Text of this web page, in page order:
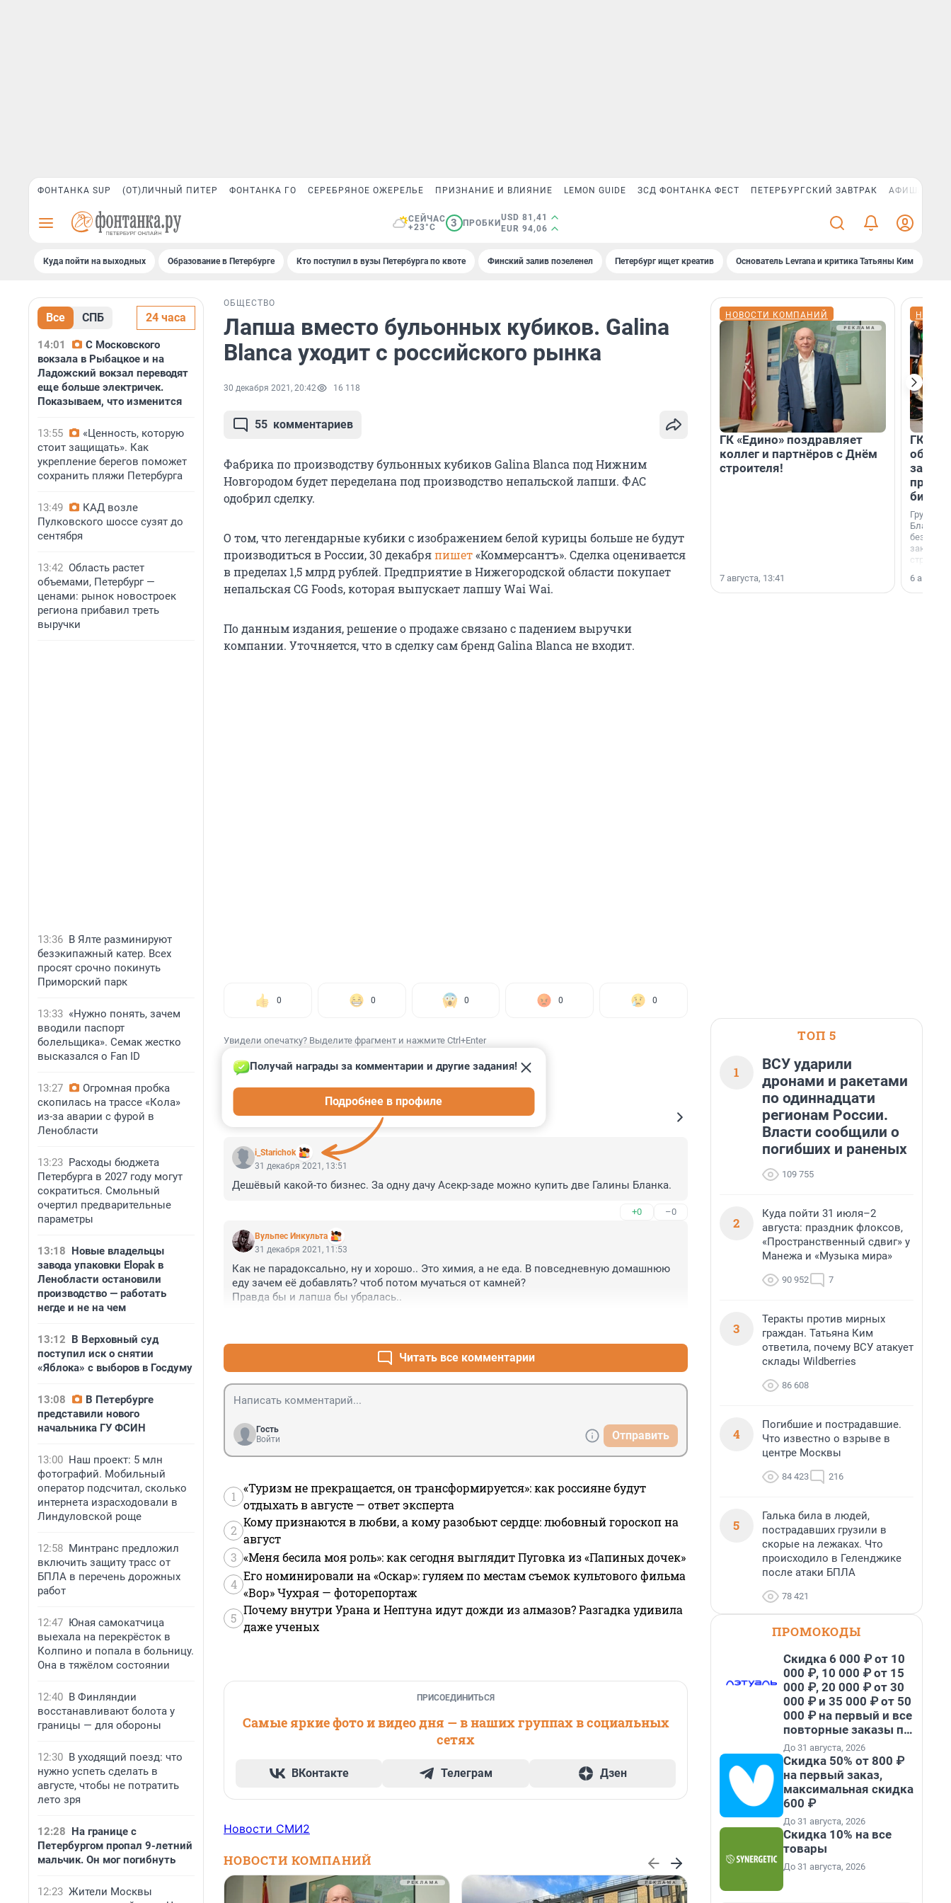
ФОНТАНКА SUP (ОТ)ЛИЧНЫЙ ПИТЕР ФОНТАНКА ГО СЕРЕБРЯНОЕ ОЖЕРЕЛЬЕ ПРИЗНАНИЕ И ВЛИЯНИЕ LEMON GUIDE ЗСД ФОНТАНКА ФЕСТ ПЕТЕРБУРГСКИЙ ЗАВТРАК АФИША PLUS
СЕЙЧАС
+23°C
3 ПРОБКИ
USD 81,41
EUR 94,06
Куда пойти на выходных Образование в Петербурге Кто поступил в вузы Петербурга по квоте Финский залив позеленел Петербург ищет креатив Основатель Levrana и критика Татьяны Ким
Все СПБ 24 часа
14:01
С Московского
вокзала в Рыбацкое и на
Ладожский вокзал переводят
еще больше электричек.
Показываем, что изменится
13:55
«Ценность, которую
стоит защищать». Как
укрепление берегов поможет
сохранить пляжи Петербурга
13:49
КАД возле
Пулковского шоссе сузят до
сентября
13:42 Область растет
объемами, Петербург —
ценами: рынок новостроек
региона прибавил треть
выручки
13:36 В Ялте разминируют
безэкипажный катер. Всех
просят срочно покинуть
Приморский парк
13:33 «Нужно понять, зачем
вводили паспорт
болельщика». Семак жестко
высказался о Fan ID
13:27
Огромная пробка
скопилась на трассе «Кола»
из-за аварии с фурой в
Ленобласти
13:23 Расходы бюджета
Петербурга в 2027 году могут
сократиться. Смольный
очертил предварительные
параметры
13:18 Новые владельцы
завода упаковки Elopak в
Ленобласти остановили
производство — работать
негде и не на чем
13:12 В Верховный суд
поступил иск о снятии
«Яблока» с выборов в Госдуму
13:08
В Петербурге
представили нового
начальника ГУ ФСИН
13:00 Наш проект: 5 млн
фотографий. Мобильный
оператор подсчитал, сколько
интернета израсходовали в
Линдуловской роще
12:58 Минтранс предложил
включить защиту трасс от
БПЛА в перечень дорожных
работ
12:47 Юная самокатчица
выехала на перекрёсток в
Колпино и попала в больницу.
Она в тяжёлом состоянии
12:40 В Финляндии
восстанавливают болота у
границы — для обороны
12:30 В уходящий поезд: что
нужно успеть сделать в
августе, чтобы не потратить
лето зря
12:28 На границе с
Петербургом пропал 9-летний
мальчик. Он мог погибнуть
12:23 Жители Москвы
ОБЩЕСТВО
Лапша вместо бульонных кубиков. Galina
Blanca уходит с российского рынка
30 декабря 2021, 20:42 16 118
55 комментариев
Фабрика по производству бульонных кубиков Galina Blanca под Нижним
Новгородом будет переделана под производство непальской лапши. ФАС
одобрил сделку.
О том, что легендарные кубики с изображением белой курицы больше не будут
производиться в России, 30 декабряпишет«Коммерсантъ». Сделка оценивается
в пределах 1,5 млрд рублей. Предприятие в Нижегородской области покупает
непальская CG Foods, которая выпускает лапшу Wai Wai.
По данным издания, решение о продаже связано с падением выручки
компании. Уточняется, что в сделку сам бренд Galina Blanca не входит.
0 0 0 0 0
Увидели опечатку? Выделите фрагмент и нажмите Ctrl+Enter
КОММЕНТАРИИ 55
i_Starichok
Получай награды за комментарии и другие задания!
Подробнее в профиле
31 декабря 2021, 13:51
Дешёвый какой-то бизнес. За одну дачу Асекр-заде можно купить две Галины Бланка.
+0 –0
Вульпес Инкульта
31 декабря 2021, 11:53
Как не парадоксально, ну и хорошо.. Это химия, а не еда. В повседневную домашнюю
еду зачем её добавлять? чтоб потом мучаться от камней?
Правда бы и лапша бы убралась..
Читать все комментарии
Гость
Войти
Отправить
1
«Туризм не прекращается, он трансформируется»: как россияне будут
отдыхать в августе — ответ эксперта
2
Кому признаются в любви, а кому разобьют сердце: любовный гороскоп на
август
3 «Меня бесила моя роль»: как сегодня выглядит Пуговка из «Папиных дочек»
4
Его номинировали на «Оскар»: гуляем по местам съемок культового фильма
«Вор» Чухрая — фоторепортаж
5
Почему внутри Урана и Нептуна идут дожди из алмазов? Разгадка удивила
даже ученых
ПРИСОЕДИНИТЬСЯ
Самые яркие фото и видео дня — в наших группах в социальных
сетях
ВКонтакте Телеграм Дзен
Новости СМИ2
НОВОСТИ КОМПАНИЙ
НОВОСТИ КОМПАНИЙ
ГК «Едино» поздравляет
коллег и партнёров с Днём
строителя!
7 августа, 13:41
ГК
Группа
6
ТОП 5
1
ВСУ ударили
дронами и ракетами
по одиннадцати
регионам России.
Власти сообщили о
погибших и раненых
109 755
2
Куда пойти 31 июля–2
августа: праздник флоксов,
«Пространственный сдвиг» у
Манежа и «Музыка мира»
90 952 7
3
Теракты против мирных
граждан. Татьяна Ким
ответила, почему ВСУ атакует
склады Wildberries
86 608
4
Погибшие и пострадавшие.
Что известно о взрыве в
центре Москвы
84 423 216
5
Галька била в людей,
пострадавших грузили в
скорые на лежаках. Что
происходило в Геленджике
после атаки БПЛА
78 421
ПРОМОКОДЫ
Скидка 6 000 ₽ от 10
000 ₽, 10 000 ₽ от 15
000 ₽, 20 000 ₽ от 30
000 ₽ и 35 000 ₽ от 50
000 ₽ на первый и все
повторные заказы по
промокоду НАБЕРИ
До 31 августа, 2026
Скидка 50% от 800 ₽
на первый заказ,
максимальная скидка
600 ₽
До 31 августа, 2026
Скидка 10% на все
товары
До 31 августа, 2026